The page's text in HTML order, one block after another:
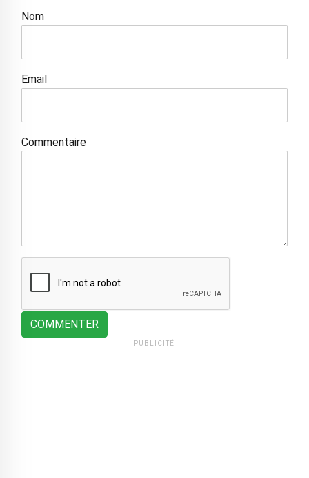
Nom
Email
Commentaire
COMMENTER
PUBLICITÉ